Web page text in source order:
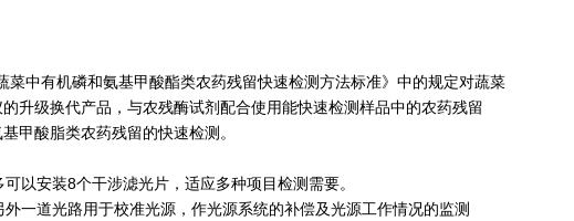
中有机磷和氨基甲酸酯类农药残留快速检测方法标准》中的规定对蔬菜
升级换代产品，与农残酶试剂配合使用能快速检测样品中的农药残留
甲酸脂类农药残留的快速检测。
以安装8个干涉滤光片，适应多种项目检测需要。
一道光路用于校准光源，作光源系统的补偿及光源工作情况的监测